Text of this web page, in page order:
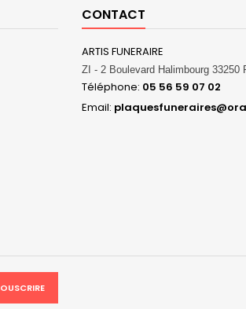
CONTACT
ARTIS FUNERAIRE
ZI - 2 Boulevard Halimbourg 33250
Téléphone: 05 56 59 07 02
Email: